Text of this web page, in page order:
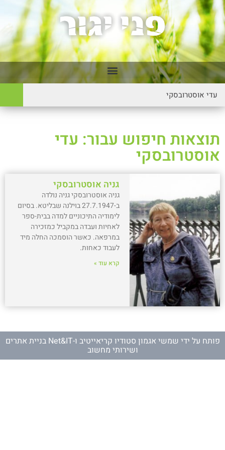
תוצאות חיפוש עבור: עדי
אוסטרובסקי
גניה אוסטרובסקי
גניה אוסטרובסקי גניה נולדה
ב-27.7.1947 בוילנה שבליטא. בסיום
לימודיה התיכוניים למדה בבית-ספר
לאחיות ועבדה במקביל כמזכירה
במרפאה. כאשר הוסמכה החלה מיד
לעבוד כאחות.
קרא עוד »
פותח על ידי שמשי אגמון סטודיו קריאייטיב ו- Net&IT בניית אתרים
ושירותי מחשוב